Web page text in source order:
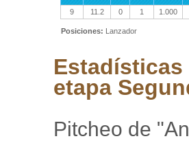
9
11.2 0 1 1.000
Posiciones: Lanzador
etapa
Pitcheo de